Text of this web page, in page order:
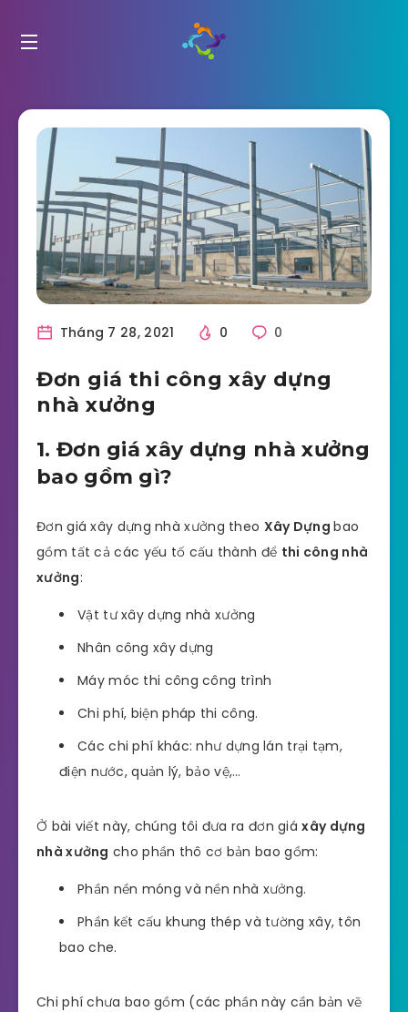
Tháng 7 28, 2021 0 0
Đơn giá thi công xây dựng
nhà xưởng
1. Đơn giá xây dựng nhà xưởng
bao gồm gì?
Đơn giá xây dựng nhà xưởng theo Xây Dựngbao
gồm tất cả các yếu tố cấu thành để thi công nhà
xưởng:
Vật tư xây dựng nhà xưởng
Nhân công xây dựng
Máy móc thi công công trình
Chi phí, biện pháp thi công.
Các chi phí khác: như dựng lán trại tạm,
điện nước, quản lý, bảo vệ,…
Ở bài viết này, chúng tôi đưa ra đơn giáxây dựng
nhà xưởng cho phần thô cơ bản bao gồm:
Phần nền móng và nền nhà xưởng.
Phần kết cấu khung thép và tường xây, tôn
bao che.
Chi phí chưa bao gồm (các phần này cần bản vẽ